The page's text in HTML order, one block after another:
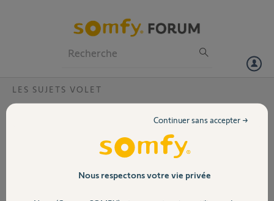
Volet
LES SUJETS VOLET
Pourquoi mon volet descend que de 30cm
Mon volet descend que de 30 cm pour une baie, vitrée c’est un volet
filaire à butée automatique, comment je peux résoudre ce problème ?
Nous respectons votre vie privée
Continuer sans accepter →